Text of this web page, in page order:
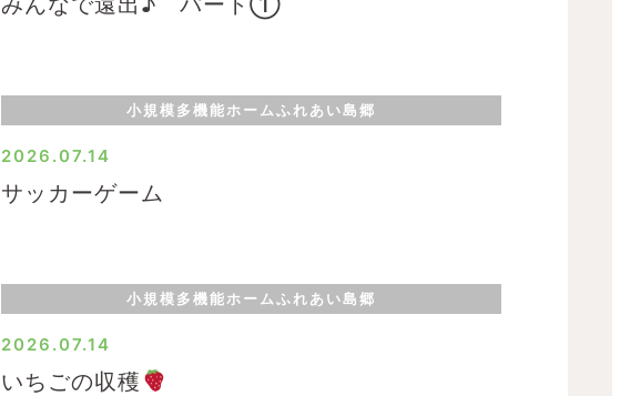
小規模多機能ホームふれあい島郷
2026.07.14
サッカーゲーム
小規模多機能ホームふれあい島郷
2026.07.14
いちごの収穫